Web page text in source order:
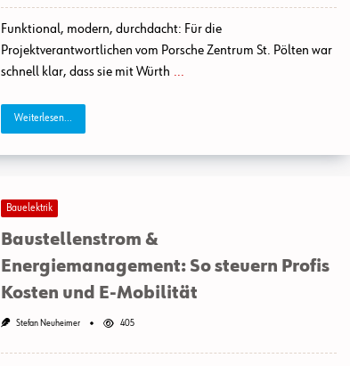
Funktional, modern, durchdacht: Für die
Projektverantwortlichen vom Porsche Zentrum St. Pölten war
schnell klar, dass sie mit Würth ...
Weiterlesen...
Bauelektrik
Baustellenstrom &
Energiemanagement: So steuern Profis
Kosten und E-Mobilität
Stefan Neuheimer 405